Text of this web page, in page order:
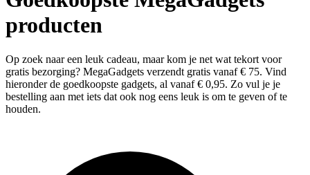
producten
Op zoek naar een leuk cadeau, maar kom je net wat tekort voor
gratis bezorging? MegaGadgets verzendt gratis vanaf € 75. Vind
hieronder de goedkoopste gadgets, al vanaf € 0,95. Zo vul je je
bestelling aan met iets dat ook nog eens leuk is om te geven of te
houden.